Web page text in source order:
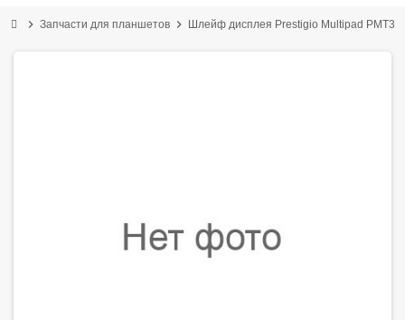
chevron_right Запчасти для планшетов chevron_right Шлейф дисплея Prestigio Multipad